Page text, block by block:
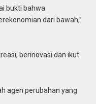
bukti bahwa
dari bawah,”
berinovasi dan ikut
agen perubahan yang